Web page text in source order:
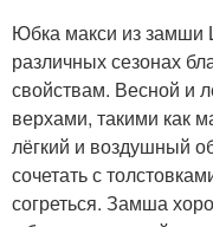
Юбка макси из замши
различных сезонах
свойствам. Весной и
верхами, такими как
лёгкий и воздушный
сочетать с
согреться. Замша